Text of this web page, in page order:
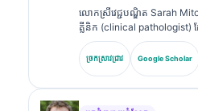
លោកស្រីវេជ្ជបណ្ឌិត Sarah
គ្លីនិក (clinical pathologist)
ប្រឹក្សាវេជ្ជសាស្ត្រ និងមានបទពិស
សាស្ត្រមន្ទីរពិសោធន៍ និងការវិភា
វិញ្ញាបនបត្រឯកទេសក្នុងគីមីវិទ្យ
ច្រកស្រាវជ្រាវ Google Scholar